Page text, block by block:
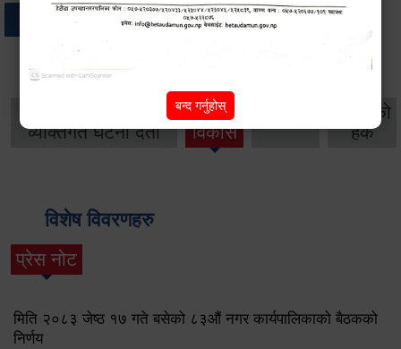
थप विवरणहरु
व्यक्तिगत घटना दर्ता
महिला
विकास
सूचनाको
हक
विशेष विवरणहरु
प्रेस नोट
मिति २०८३ जेष्ठ १७ गते बसेको ८३औं नगर कार्यपालिकाको बैठकको
निर्णय
बन्द गर्नुहोस्